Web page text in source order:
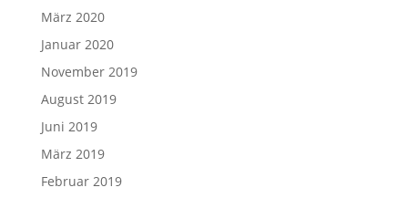
März 2020
Januar 2020
November 2019
August 2019
Juni 2019
März 2019
Februar 2019